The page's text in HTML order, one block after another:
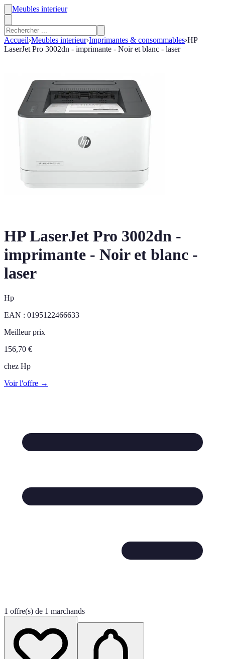
Meubles interieur
Accueil›Meubles interieur›Imprimantes & consommables›HP
LaserJet Pro 3002dn - imprimante - Noir et blanc - laser
HP LaserJet Pro 3002dn -
imprimante - Noir et blanc -
laser
Hp
EAN : 0195122466633
Meilleur prix
156,70 €
chez Hp
Voir l'offre →
1 offre(s) de 1 marchands